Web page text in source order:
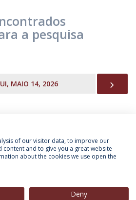
a pesquisa
MAIO 14, 2026
of our visitor data, to improve our
and to give you a great website
about the cookies we use open the
Deny